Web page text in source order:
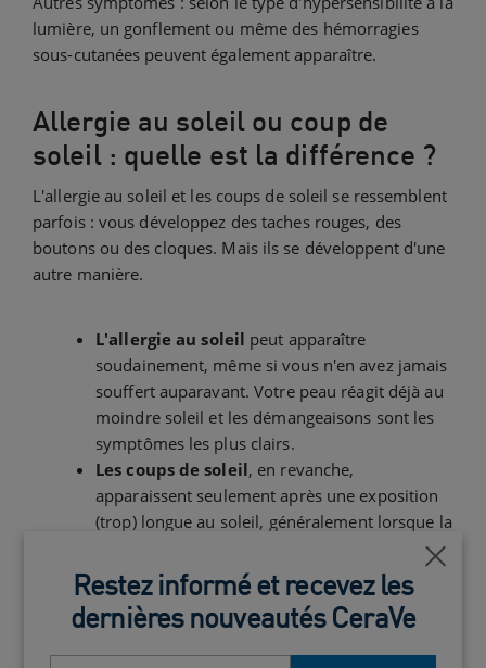
lumière, un gonflement ou même des hémorragies
sous-cutanées peuvent également apparaître.
Allergie au soleil ou coup de
soleil : quelle est la différence ?
L'allergie au soleil et les coups de soleil se ressemblent
parfois : vous développez des taches rouges, des
boutons ou des cloques. Mais ils se développent d'une
autre manière.
L'allergie au soleil peut apparaître
soudainement, même si vous n'en avez jamais
souffert auparavant. Votre peau réagit déjà au
moindre soleil et les démangeaisons sont les
symptômes les plus clairs.
Les coups de soleil, en revanche,
apparaissent seulement après une exposition
(trop) longue au soleil, généralement lorsque la
peau n'est pas suffisamment protégée. Votre
peau devient rouge, douloureuse, chaude et
parfois même enflée. Dans les cas graves, vous
pouvez avoir de la fièvre ou vous sentir
grippal.
Restez informé et recevez les
dernières nouveautés CeraVe